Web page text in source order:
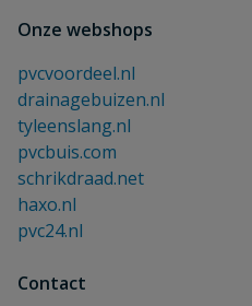
Onze webshops
pvcvoordeel.nl
drainagebuizen.nl
tyleenslang.nl
pvcbuis.com
schrikdraad.net
haxo.nl
pvc24.nl
Contact